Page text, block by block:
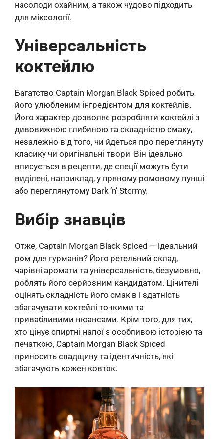
насолоди охайним, а також чудово підходить
для міксології.
Універсальність
коктейлю
Багатство Captain Morgan Black Spiced робить
його улюбленим інгредієнтом для коктейлів.
Його характер дозволяє розробляти коктейлі з
дивовижною глибиною та складністю смаку,
незалежно від того, чи йдеться про переглянуту
класику чи оригінальні твори. Він ідеально
вписується в рецепти, де спеції можуть бути
виділені, наприклад, у пряному ромовому пунші
або переглянутому Dark ‘n’ Stormy.
Вибір знавців
Отже, Captain Morgan Black Spiced — ідеальний
ром для гурманів? Його ретельний склад,
чарівні аромати та універсальність, безумовно,
роблять його серйозним кандидатом. Цінителі
оцінять складність його смаків і здатність
збагачувати коктейлі тонкими та
привабливими нюансами. Крім того, для тих,
хто цінує спиртні напої з особливою історією та
печаткою, Captain Morgan Black Spiced
приносить спадщину та ідентичність, які
збагачують кожен ковток.